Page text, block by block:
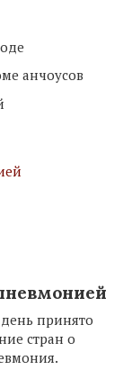
анчоусов
день принято
стран о